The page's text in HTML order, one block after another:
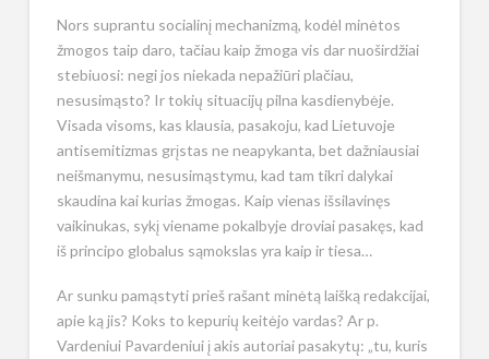
Nors suprantu socialinį mechanizmą, kodėl minėtos
žmogos taip daro, tačiau kaip žmoga vis dar nuoširdžiai
stebiuosi: negi jos niekada nepažiūri plačiau,
nesusimąsto? Ir tokių situacijų pilna kasdienybėje.
Visada visoms, kas klausia, pasakoju, kad Lietuvoje
antisemitizmas grįstas ne neapykanta, bet dažniausiai
neišmanymu, nesusimąstymu, kad tam tikri dalykai
skaudina kai kurias žmogas. Kaip vienas išsilavinęs
vaikinukas, sykį viename pokalbyje droviai pasakęs, kad
iš principo globalus sąmokslas yra kaip ir tiesa…
Ar sunku pamąstyti prieš rašant minėtą laišką redakcijai,
apie ką jis? Koks to kepurių keitėjo vardas? Ar p.
Vardeniui Pavardeniui į akis autoriai pasakytų: „tu, kuris